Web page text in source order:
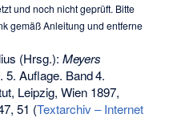
und noch nicht geprüft. Bitte
gemäßAnleitung und entferne
(Hrsg.):Meyers
. 5. Auflage. Band4.
Leipzig, Wien 1897,
51 (Textarchiv – Internet